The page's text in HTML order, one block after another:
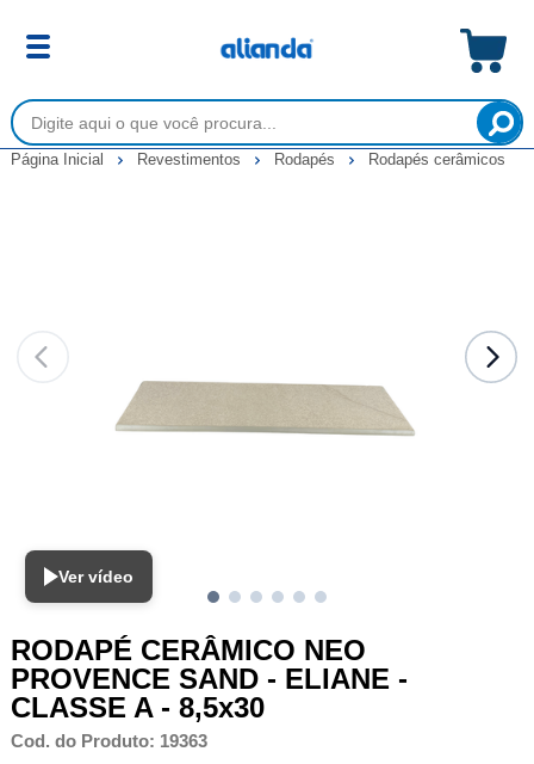
Página Inicial Revestimentos Rodapés Rodapés cerâmicos
Ver vídeo
RODAPÉ CERÂMICO NEO
PROVENCE SAND - ELIANE -
CLASSE A - 8,5x30
Cod. do Produto: 19363